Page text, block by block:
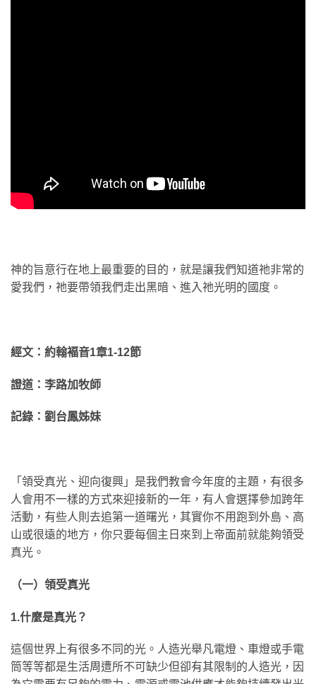
神的旨意行在地上最重要的目的，就是讓我們知道祂非常的
愛我們，祂要帶領我們走出黑暗、進入祂光明的國度。
經文：約翰褔音1章1-12節
證道：李路加牧師
記錄：劉台鳳姊妹
「領受真光、迎向復興」是我們教會今年度的主題，有很多
人會用不一樣的方式來迎接新的一年，有人會選擇參加跨年
活動，有些人則去追第一道曙光，其實你不用跑到外島、高
山或很遠的地方，你只要每個主日來到上帝面前就能夠領受
真光。
（一）領受真光
1.什麼是真光？
這個世界上有很多不同的光。人造光舉凡電燈、車燈或手電
筒等等都是生活周遭所不可缺少但卻有其限制的人造光，因